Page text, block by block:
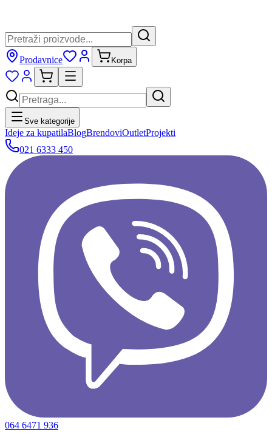
Prodavnice Korpa
Sve kategorije
Ideje za kupatilaBlogBrendoviOutletProjekti
021 6333 450
064 6471 936